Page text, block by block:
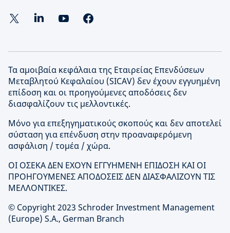
Τα αμοιβαία κεφάλαια της Εταιρείας Επενδύσεων
Μεταβλητού Κεφαλαίου (SICAV) δεν έχουν εγγυημένη
επίδοση και οι προηγούμενες αποδόσεις δεν
διασφαλίζουν τις μελλοντικές.
Μόνο για επεξηγηματικούς σκοπούς και δεν αποτελεί
σύσταση για επένδυση στην προαναφερόμενη
ασφάλιση / τομέα / χώρα.
ΟΙ ΟΣΕΚΑ ΔΕΝ ΕΧΟΥΝ ΕΓΓΥΗΜΕΝΗ ΕΠΙΔΟΣΗ ΚΑΙ ΟΙ
ΠΡΟΗΓΟΥΜΕΝΕΣ ΑΠΟΔΟΣΕΙΣ ΔΕΝ ΔΙΑΣΦΑΛΙΖΟΥΝ ΤΙΣ
ΜΕΛΛΟΝΤΙΚΕΣ.
© Copyright 2023 Schroder Investment Management
(Europe) S.A., German Branch